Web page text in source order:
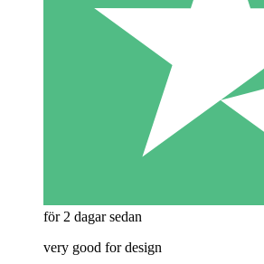
för 2 dagar sedan
very good for design